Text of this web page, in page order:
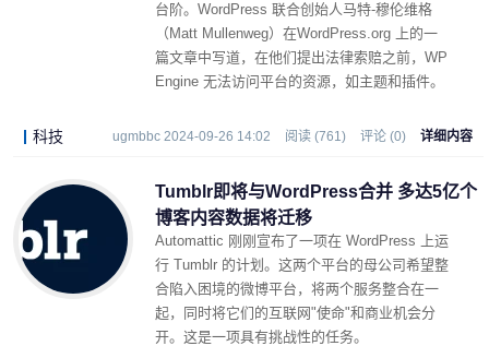
台阶。WordPress 联合创始人马特-穆伦维格
（Matt Mullenweg）在WordPress.org 上的一
篇文章中写道，在他们提出法律索赔之前，WP
Engine 无法访问平台的资源，如主题和插件。
科技 ugmbbc 2024-09-26 14:02 阅读 (761) 评论 (0) 详细内容
Tumblr即将与WordPress合并 多达5亿个
博客内容数据将迁移
Automattic 刚刚宣布了一项在 WordPress 上运
行 Tumblr 的计划。这两个平台的母公司希望整
合陷入困境的微博平台，将两个服务整合在一
起，同时将它们的互联网"使命"和商业机会分
开。这是一项具有挑战性的任务。